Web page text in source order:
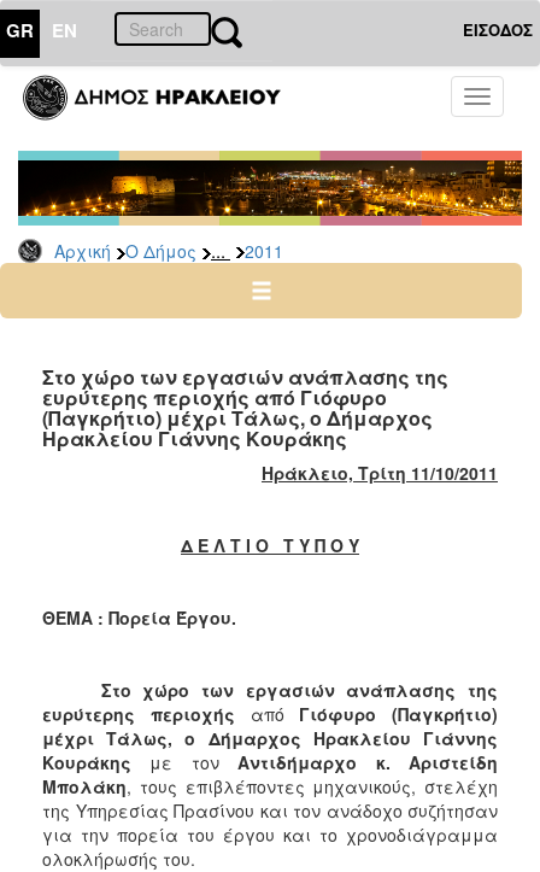
GR EN ΕΙΣΟΔΟΣ
Toggle
Αρχική Ο Δήμος ... 2011
ΔΗΜΟΣ
Δελτία
Τύπου
Αρχείο
2026
2024
2022
2021
2016
2013
2012
2011
2010
2006
Στο χώρο των εργασιών ανάπλασης της
ευρύτερης περιοχής από Γιόφυρο
(Παγκρήτιο) μέχρι Τάλως, ο Δήμαρχος
Ηρακλείου Γιάννης Κουράκης
Ηράκλειο, Τρίτη 11/10/2011
Δ Ε Λ Τ Ι Ο Τ Υ Π Ο Υ
ΘΕΜΑ : Πορεία Έργου.
Στο χώρο των εργασιών ανάπλασης της
ευρύτερης περιοχής από Γιόφυρο (Παγκρήτιο)
μέχρι Τάλως, ο Δήμαρχος Ηρακλείου Γιάννης
Κουράκης με τονΑντιδήμαρχο κ. Αριστείδη
Μπολάκη, τους επιβλέποντες μηχανικούς, στελέχη
της Υπηρεσίας Πρασίνου και τον ανάδοχο συζήτησαν
για την πορεία του έργου και το χρονοδιάγραμμα
ολοκλήρωσής του.